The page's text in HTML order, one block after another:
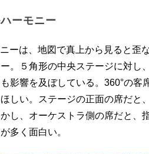
ーモニー
は、地図で真上から見ると歪
。５角形の中央ステージに対し
影響を及ぼしている。360°の客
しい。ステージの正面の席だと
し、オーケストラ側の席だと、
多く面白い。